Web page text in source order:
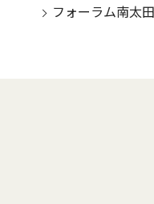
フォーラム南太田